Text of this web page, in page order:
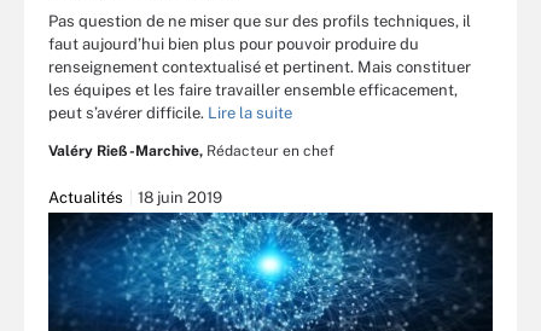
Pas question de ne miser que sur des profils techniques, il
faut aujourd’hui bien plus pour pouvoir produire du
renseignement contextualisé et pertinent. Mais constituer
les équipes et les faire travailler ensemble efficacement,
peut s’avérer difficile. Lire la suite
Valéry Rieß-Marchive, Rédacteur en chef
Actualités 18 juin 2019